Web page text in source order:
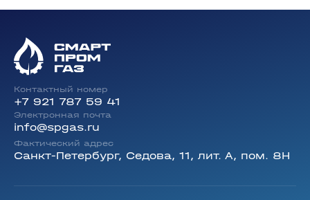
Контактный номер
+7 921 787 59 41
Электронная почта
info@spgas.ru
Фактический адрес
Санкт-Петербург, Седова, 11, лит. А, пом. 8Н